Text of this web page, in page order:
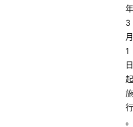
年
3
月
1
日
起
施
行
。